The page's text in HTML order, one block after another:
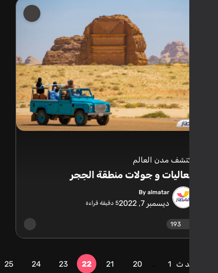
مدن العالم
و جولات منطقة الحِجر
By almatar
ديسمبر 7, 2022 5دقيقة قراءة
…
20
21
22
23
24
25 الأقدم